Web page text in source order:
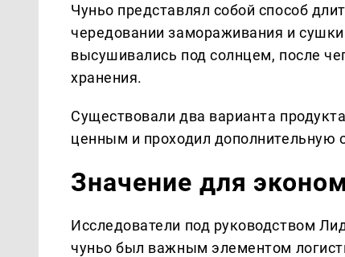
Чуньо представлял собой способ
чередовании замораживания и
высушивались под солнцем, после
хранения.
Существовали два варианта
ценным и проходил дополнительную
Значение для
Исследователи под руководством
чуньо был важным элементом